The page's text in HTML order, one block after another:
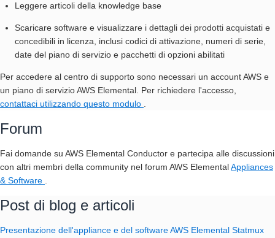
Leggere articoli della knowledge base
Scaricare software e visualizzare i dettagli dei prodotti acquistati e
concedibili in licenza, inclusi codici di attivazione, numeri di serie,
date del piano di servizio e pacchetti di opzioni abilitati
Per accedere al centro di supporto sono necessari un account AWS e
un piano di servizio AWS Elemental. Per richiedere l'accesso,
contattaci utilizzando questo modulo
Forum
Fai domande su AWS Elemental Conductor e partecipa alle discussioni
con altri membri della community nel forum AWS ElementalAppliances
& Software
Post di blog e articoli
Presentazione dell'appliance e del software AWS Elemental Statmux